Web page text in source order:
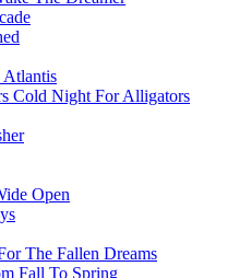
Atlantis
Cold Night For Alligators
Open
The Fallen Dreams
Fall To Spring